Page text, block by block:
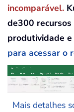
incomparável.
de300
produtividade
para acessar o
Mais detalhes